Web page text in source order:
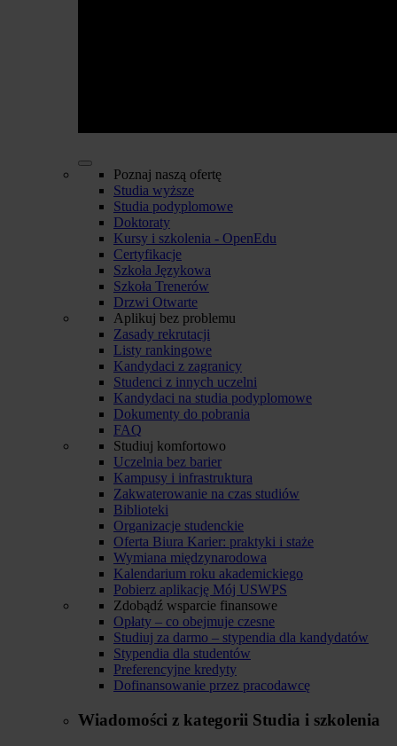
Poznaj naszą ofertę
Studia wyższe
Studia podyplomowe
Doktoraty
Kursy i szkolenia - OpenEdu
Certyfikacje
Szkoła Językowa
Szkoła Trenerów
Drzwi Otwarte
Aplikuj bez problemu
Zasady rekrutacji
Listy rankingowe
Kandydaci z zagranicy
Studenci z innych uczelni
Kandydaci na studia podyplomowe
Dokumenty do pobrania
FAQ
Studiuj komfortowo
Uczelnia bez barier
Kampusy i infrastruktura
Zakwaterowanie na czas studiów
Biblioteki
Organizacje studenckie
Oferta Biura Karier: praktyki i staże
Wymiana międzynarodowa
Kalendarium roku akademickiego
Pobierz aplikację Mój USWPS
Zdobądź wsparcie finansowe
Opłaty – co obejmuje czesne
Studiuj za darmo – stypendia dla kandydatów
Stypendia dla studentów
Preferencyjne kredyty
Dofinansowanie przez pracodawcę
Wiadomości z kategorii Studia i szkolenia